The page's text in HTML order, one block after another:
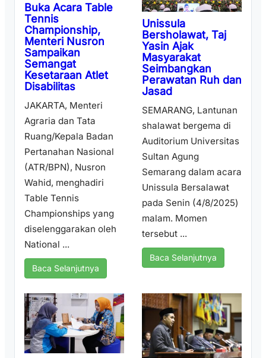
Buka Acara Table
Tennis
Championship,
Menteri Nusron
Sampaikan
Semangat
Kesetaraan Atlet
Disabilitas
JAKARTA, Menteri
Agraria dan Tata
Ruang/Kepala Badan
Pertanahan Nasional
(ATR/BPN), Nusron
Wahid, menghadiri
Table Tennis
Championships yang
diselenggarakan oleh
National ...
Baca Selanjutnya
Unissula
Bersholawat, Taj
Yasin Ajak
Masyarakat
Seimbangkan
Perawatan Ruh dan
Jasad
SEMARANG, Lantunan
shalawat bergema di
Auditorium Universitas
Sultan Agung
Semarang dalam acara
Unissula Bersalawat
pada Senin (4/8/2025)
malam. Momen
tersebut ...
Baca Selanjutnya